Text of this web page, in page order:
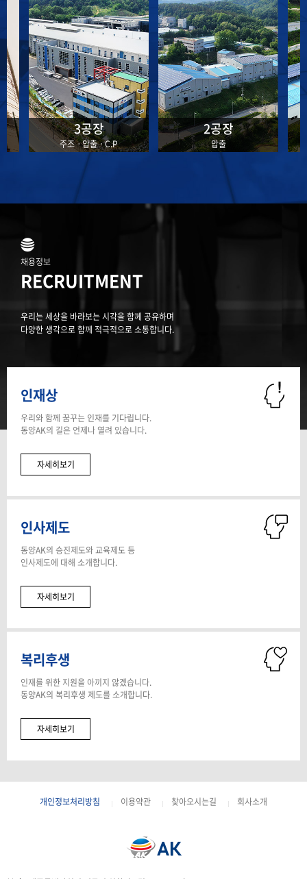
3공장
주조ㆍ압출ㆍC.P
2공장
압출
채용정보
RECRUITMENT
우리는 세상을 바라보는 시각을 함께 공유하며
다양한 생각으로 함께 적극적으로 소통합니다.
인재상
우리와 함께 꿈꾸는 인재를 기다립니다.
동양AK의 길은 언제나 열려 있습니다.
자세히보기
인사제도
동양AK의 승진제도와 교육제도 등
인사제도에 대해 소개합니다.
자세히보기
복리후생
인재를 위한 지원을 아끼지 않겠습니다.
동양AK의 복리후생 제도를 소개합니다.
자세히보기
개인정보처리방침 이용약관 찾아오시는길 회사소개